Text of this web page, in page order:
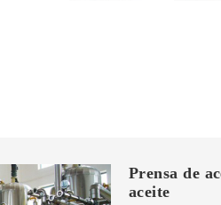
Prensa de
aceite